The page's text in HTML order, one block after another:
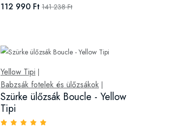
112 990 Ft 141 238 Ft
Yellow Tipi |
Babzsák fotelek és ülőzsákok|
Szürke ülőzsák Boucle - Yellow
Tipi